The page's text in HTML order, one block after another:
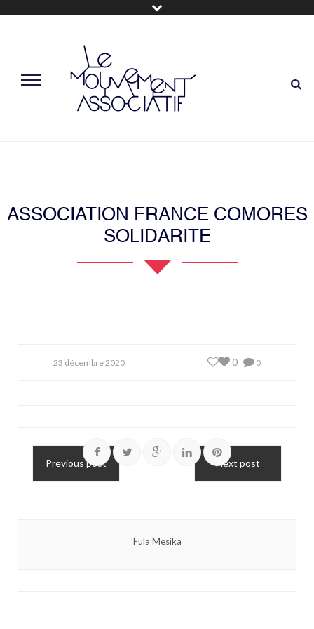
ASSOCIATION FRANCE COMORES
SOLIDARITE
23 décembre 2020 0
0
Previous post Next post
Fula Mesika